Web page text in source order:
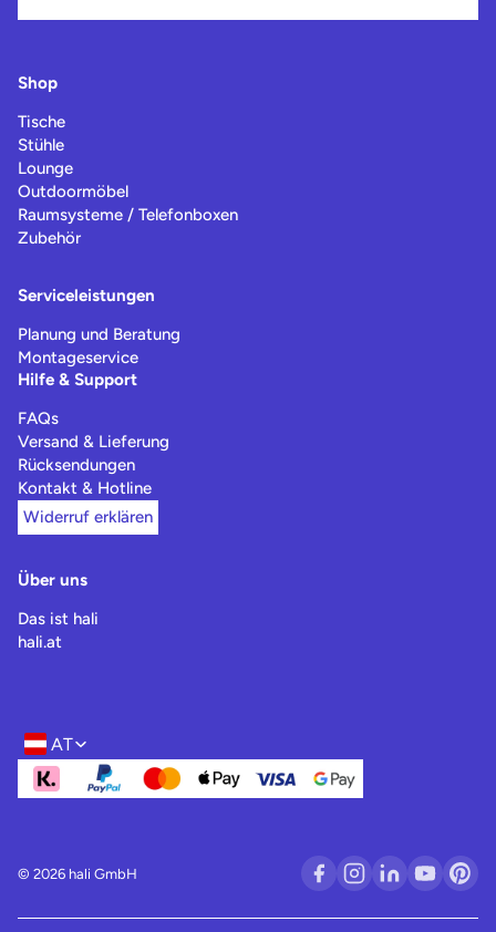
Shop
Tische
Stühle
Lounge
Outdoormöbel
Raumsysteme / Telefonboxen
Zubehör
Serviceleistungen
Planung und Beratung
Montageservice
Hilfe & Support
FAQs
Versand & Lieferung
Rücksendungen
Kontakt & Hotline
Widerruf erklären
Über uns
Das ist hali
hali.at
Region- und Sprachwahl
AT
© 2026 hali GmbH